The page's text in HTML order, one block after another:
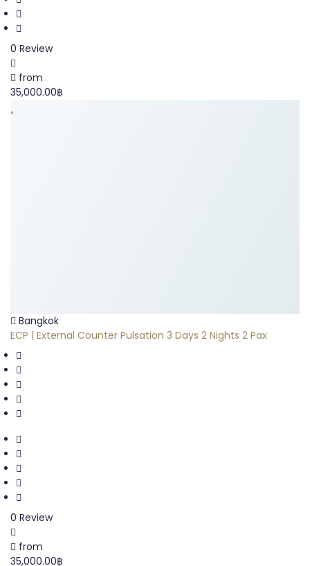
0 Review
from
35,000.00฿
Bangkok
ECP | External Counter Pulsation 3 Days 2 Nights 2 Pax
0 Review
from
35,000.00฿